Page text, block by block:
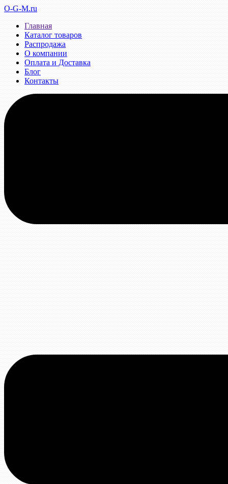
O-G-M.ru
Главная
Каталог товаров
Распродажа
О компании
Оплата и Доставка
Блог
Контакты